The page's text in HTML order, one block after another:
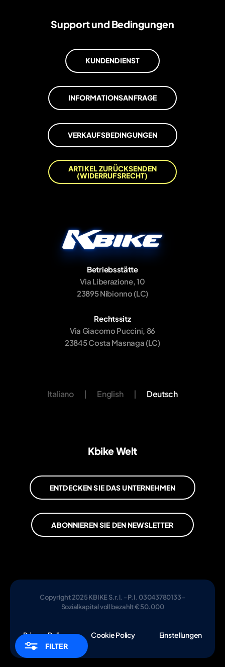
FILTER
Support und Bedingungen
KUNDENDIENST
INFORMATIONSANFRAGE
VERKAUFSBEDINGUNGEN
ARTIKEL ZURÜCKSENDEN
(WIDERRUFSRECHT)
Betriebsstätte
Via Liberazione, 10
23895 Nibionno (LC)
Rechtssitz
Via Giacomo Puccini, 86
23845 Costa Masnaga (LC)
Italiano | English | Deutsch
Kbike Welt
ENTDECKEN SIE DAS UNTERNEHMEN
ABONNIEREN SIE DEN NEWSLETTER
Copyright 2025 KBIKE S.r.l. - P.I. 03043780133 -
Sozialkapital voll bezahlt € 50.000
Privacy Policy Cookie Policy Einstellungen